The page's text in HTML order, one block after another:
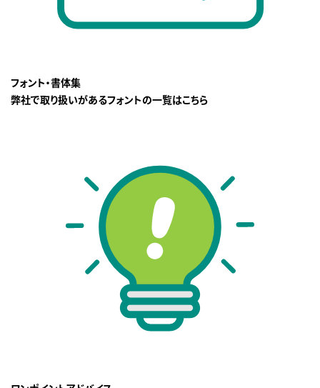
フォント・書体集
弊社で取り扱いがあるフォントの一覧はこちら